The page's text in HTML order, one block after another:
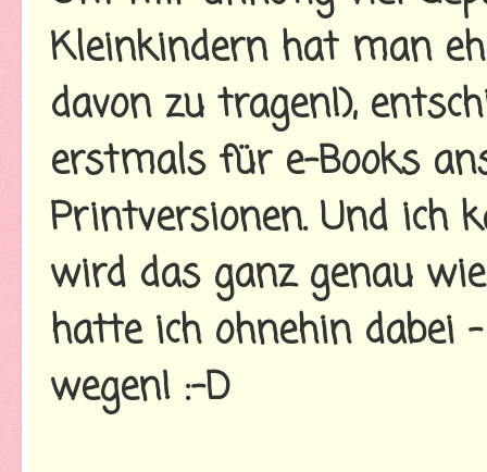
Kleinkindern hat man
davon zu tragen!),
erstmals für e-Books
Printversionen. Und ich
wird das ganz genau
hatte ich ohnehin dabei
wegen! :-D